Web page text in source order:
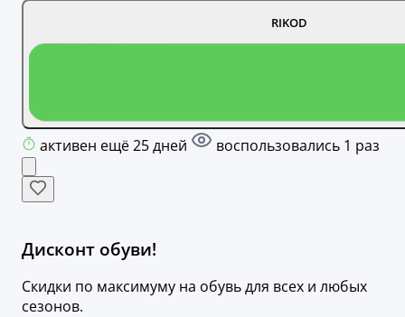
RIKOD
активен ещё 25 дней воспользовались 1 раз
Дисконт обуви!
Скидки по максимуму на обувь для всех и любых
сезонов.